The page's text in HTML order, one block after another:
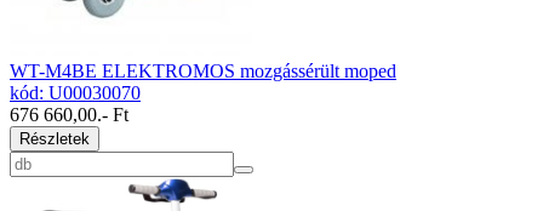
WT-M4BE ELEKTROMOS mozgássérült moped
kód: U00030070
676 660,00.- Ft
Részletek